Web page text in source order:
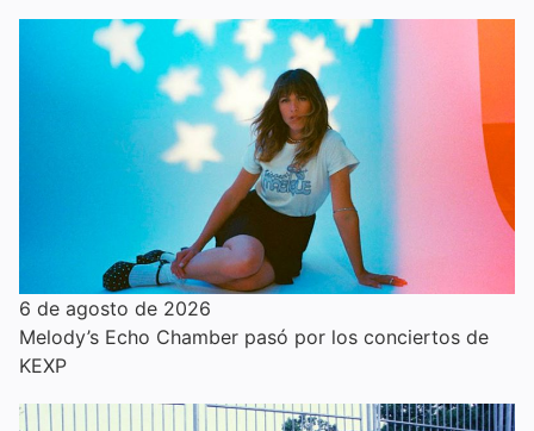
6 de agosto de 2026
Melody’s Echo Chamber pasó por los conciertos de
KEXP